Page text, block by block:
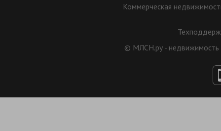
Коммерческая
© МЛСН.ру - недвижимость